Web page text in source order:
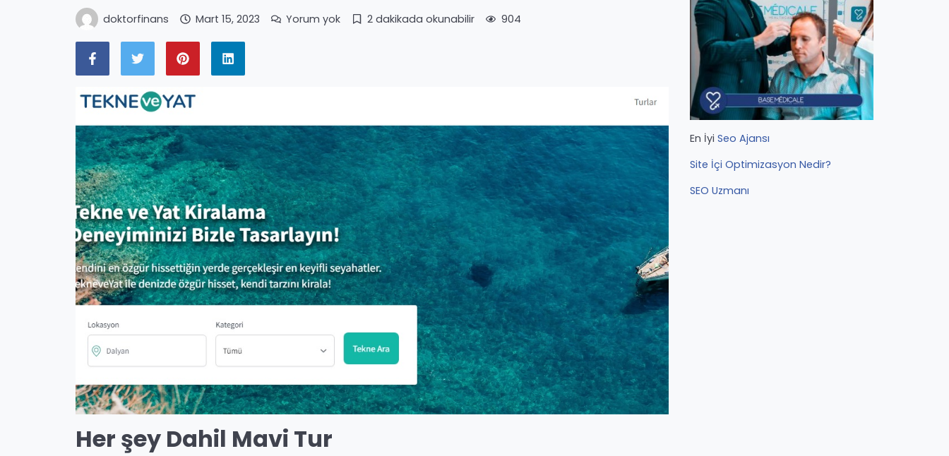
doktorfinans Mart 15, 2023 Yorum yok 2 dakikada okunabilir 904
Her şey Dahil Mavi Tur
En İyi Seo Ajansı
Site İçi Optimizasyon Nedir?
SEO Uzmanı